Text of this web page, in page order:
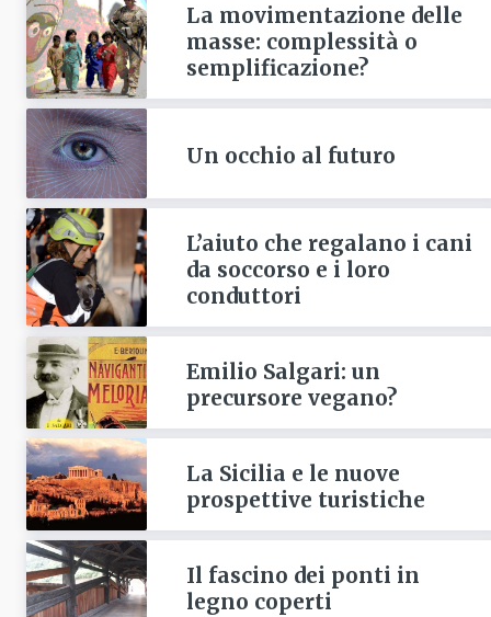
La movimentazione delle
masse: complessità o
semplificazione?
Un occhio al futuro
L’aiuto che regalano i cani
da soccorso e i loro
conduttori
Emilio Salgari: un
precursore vegano?
La Sicilia e le nuove
prospettive turistiche
Il fascino dei ponti in
legno coperti